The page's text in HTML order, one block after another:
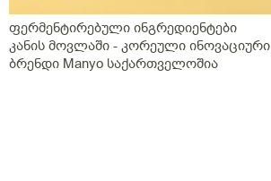
ფერმენტირებული ინგრედიენტები
კანის მოვლაში - კორეული ინოვაციური
ბრენდი Manyo საქართველოშია